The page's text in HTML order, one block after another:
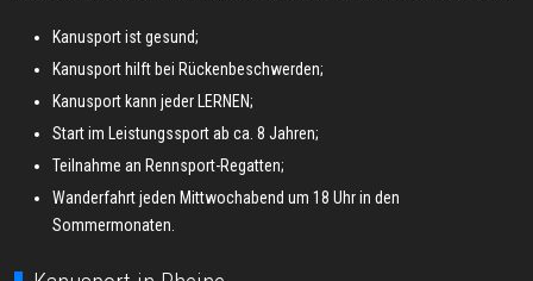
Kanusport ist gesund;
Kanusport hilft bei Rückenbeschwerden;
Kanusport kann jeder LERNEN;
Start im Leistungssport ab ca. 8 Jahren;
Teilnahme an Rennsport-Regatten;
Wanderfahrt jeden Mittwochabend um 18 Uhr in den
Sommermonaten.